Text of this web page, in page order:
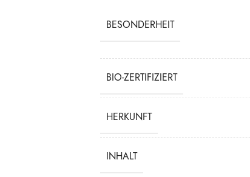
BESONDERHEIT
BIO-ZERTIFIZIERT
HERKUNFT
INHALT